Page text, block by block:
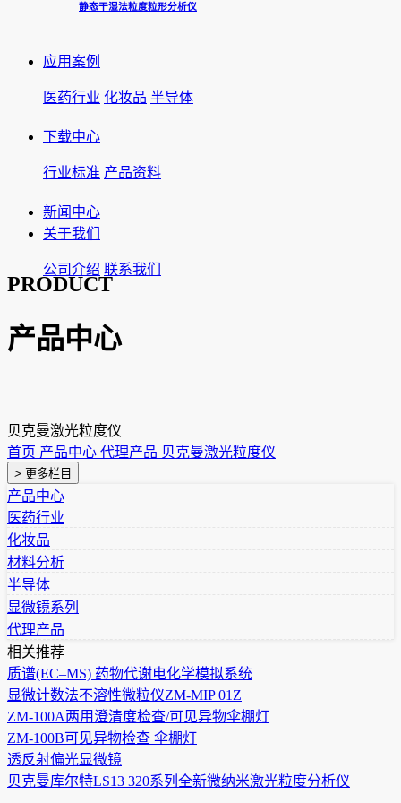
静态干湿法粒度粒形分析仪
应用案例
医药行业 化妆品 半导体
下载中心
行业标准 产品资料
新闻中心
关于我们
公司介绍 联系我们
PRODUCT
产品中心
贝克曼激光粒度仪
首页 产品中心 代理产品 贝克曼激光粒度仪
> 更多栏目
产品中心
医药行业
化妆品
材料分析
半导体
显微镜系列
代理产品
相关推荐
质谱(EC–MS) 药物代谢电化学模拟系统
显微计数法不溶性微粒仪ZM-MIP 01Z
ZM-100A两用澄清度检查/可见异物伞棚灯
ZM-100B可见异物检查 伞棚灯
透反射偏光显微镜
贝克曼库尔特LS13 320系列全新微纳米激光粒度分析仪